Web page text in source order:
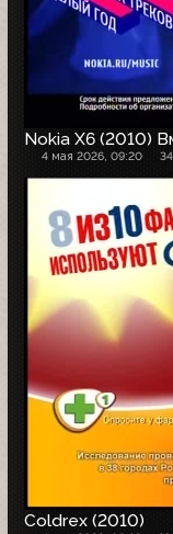
Nokia X6 (2010)
4 мая 2026, 09:20
Coldrex (2010)